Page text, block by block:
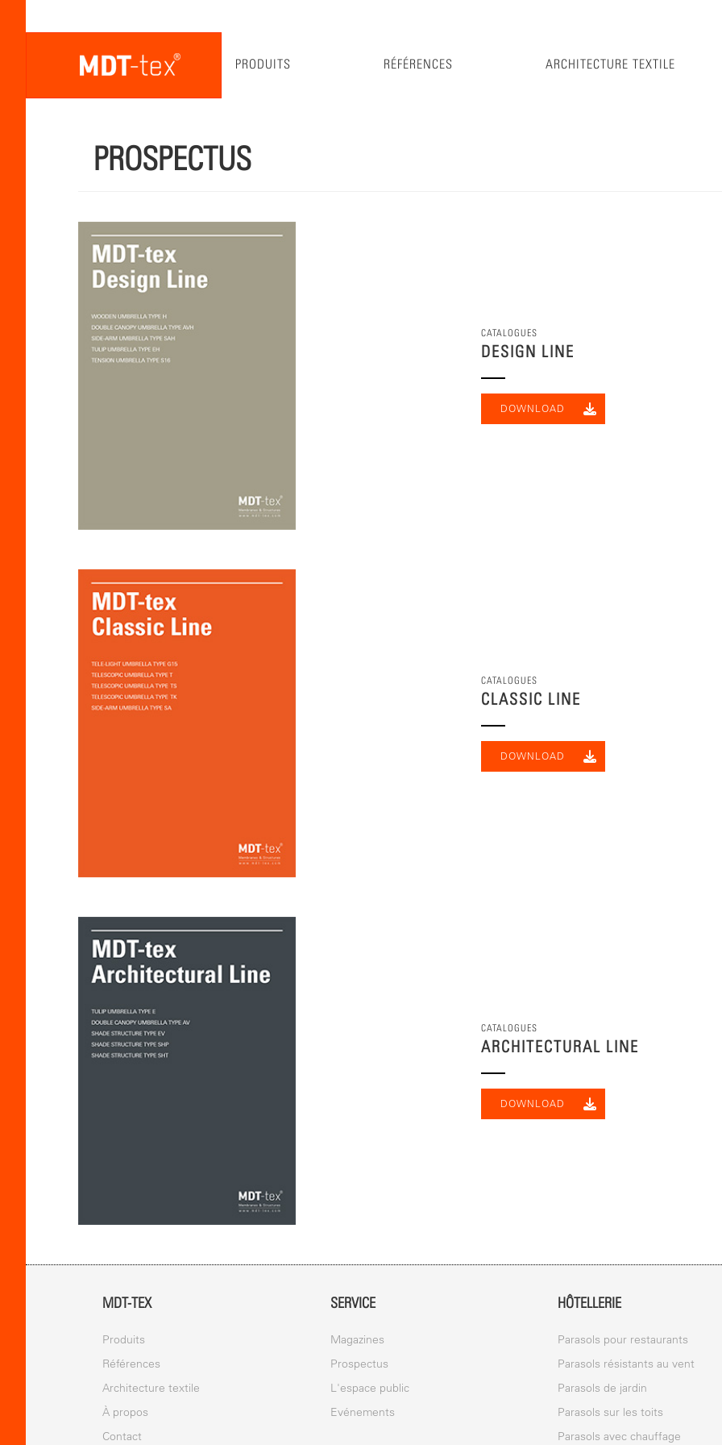
PRODUITS RÉFÉRENCES ARCHITECTURE TEXTILE
PROSPECTUS
CATALOGUES
DESIGN LINE
DOWNLOAD
CATALOGUES
CLASSIC LINE
DOWNLOAD
CATALOGUES
ARCHITECTURAL LINE
DOWNLOAD
MDT-TEX
Produits
Références
Architecture textile
À propos
Contact
SERVICE
Magazines
Prospectus
L'espace public
Evénements
HÔTELLERIE
Parasols pour restaurants
Parasols résistants au vent
Parasols de jardin
Parasols sur les toits
Parasols avec chauffage